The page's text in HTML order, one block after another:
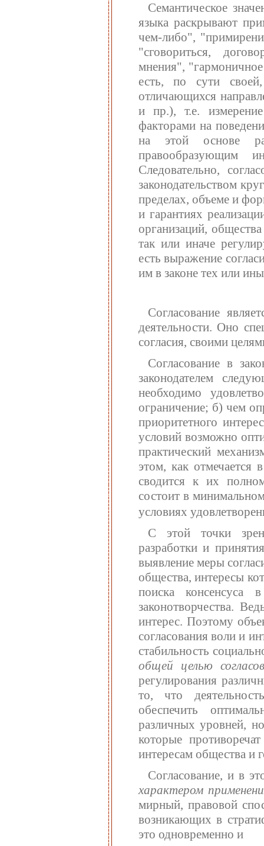
Семантическое
языка раскрывают
чем-либо",
"сговориться,
мнения", "гармоничное
есть, по сути
отличающихся
и пр.), т.е.
факторами на
на этой основе
правообразующим
Следовательно,
законодательством
пределах, объеме и
и гарантиях
организаций,
так или иначе
есть выражение
им в законе тех или
Согласование
деятельности. Оно
согласия, своими
Согласование в
законодателем
необходимо
ограничение; б) чем
приоритетного
условий возможно
практический
этом, как отмечается
сводится к их
состоит в
условиях
С этой точки
разработки и
выявление меры
общества, интересы
поиска консенсуса
законотворчества.
интерес. Поэтому
согласования воли и
стабильность
общей целью
регулирования
то, что
обеспечить
различных уровней,
которые
интересам общества и
Согласование, и в
характером
мирный, правовой
возникающих в
это одновременно и